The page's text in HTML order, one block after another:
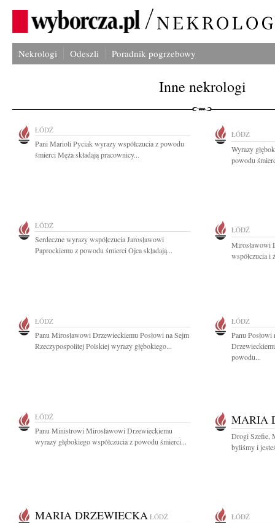
Nekrologi Odeszli Poradnik pogrzebowy
Inne nekrologi
ŁÓDŹ
Pani Marioli Pyciak wyrazy współczucia z powodu
śmierci Męża składają pracownicy...
ŁÓDŹ
Wyrazy
powodu
ŁÓDŹ
Serdeczne wyrazy współczucia Jarosławowi
Paprockiemu z powodu śmierci Ojca składają...
ŁÓDŹ
Mirosławowi
współczucia i
ŁÓDŹ
Panu Mirosławowi Drzewieckiemu Posłowi na Sejm
Rzeczypospolitej Polskiej wyrazy głębokiego...
ŁÓDŹ
Panu
powodu...
ŁÓDŹ
Panu Ministrowi Mirosławowi Drzewieckiemu
wyrazy głębokiego współczucia z powodu śmierci...
MARIA
Drogi Szefie,
byliśmy i
MARIA DRZEWIECKA ŁÓDŹ ŁÓDŹ